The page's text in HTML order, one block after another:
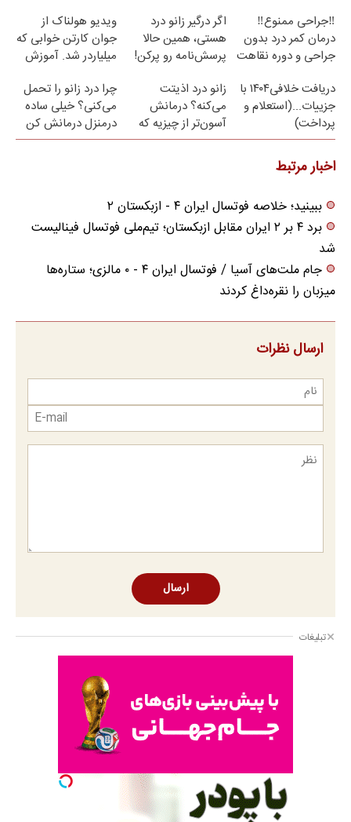
‼️جراحی ممنوع‼️
درمان کمر درد بدون
جراحی و دوره نقاهت
اگر درگیر زانو درد
هستی، همین حالا
پرسش‌نامه رو پرکن!
ویدیو هولناک از
جوان کارتن خوابی که
میلیاردر شد. آموزش
دریافت خلافی۱۴۰۴ با
جزییات...(استعلام و
پرداخت)
زانو درد اذیتت
می‌کنه؟ درمانش
آسون‌تر از چیزیه که
فکر
چرا درد زانو را تحمل
می‌کنی؟ خیلی ساده
درمنزل درمانش کن
اخبار مرتبط
ببینید؛ خلاصه فوتسال ایران ۴ - ازبکستان ۲
برد ۴ بر ۲ ایران مقابل ازبکستان؛ تیم‌ملی فوتسال فینالیست
شد
جام ملت‌های آسیا / فوتسال ایران ۴ - ۰ مالزی؛ ستاره‌ها
میزبان را نقره‌داغ کردند
ارسال نظرات
ارسال
تبلیغات